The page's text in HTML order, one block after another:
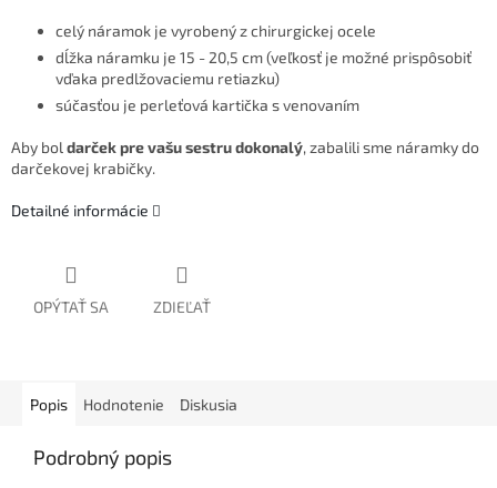
celý náramok je vyrobený z chirurgickej ocele
dĺžka náramku je 15 - 20,5 cm (veľkosť je možné prispôsobiť
vďaka predlžovaciemu retiazku)
súčasťou je perleťová kartička s venovaním
Aby boldarček pre vašu sestru dokonalý, zabalili sme náramky do
darčekovej krabičky.
Detailné informácie
OPÝTAŤ SA ZDIEĽAŤ
Popis Hodnotenie Diskusia
Podrobný popis